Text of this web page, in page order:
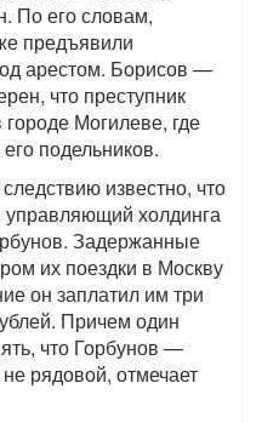
По его словам,
предъявили
арестом. Борисов —
что преступник
Могилеве, где
подельников.
известно, что
управляющий холдинга
Задержанные
их поездки в Москву
он заплатил им три
Причем один
что Горбунов —
рядовой, отмечает